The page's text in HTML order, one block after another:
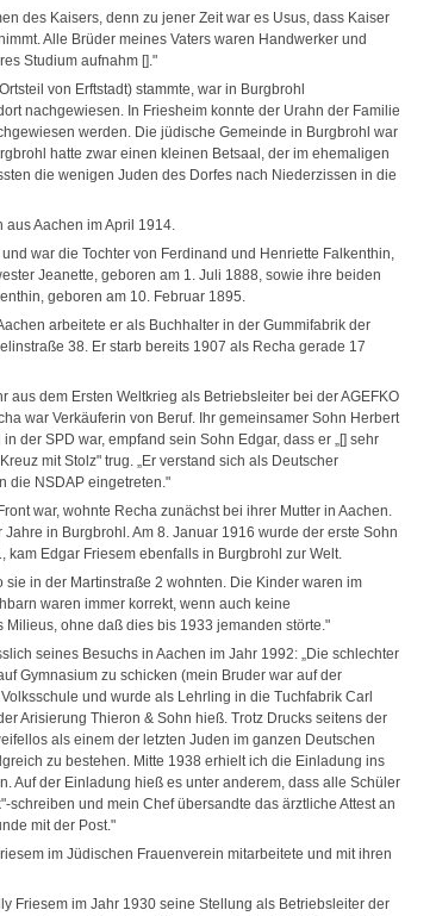
des Kaisers, denn zu jener Zeit war es Usus, dass Kaiser
Alle Brüder meines Vaters waren Handwerker und
Studium aufnahm []."
von Erftstadt) stammte, war in Burgbrohl
nachgewiesen. In Friesheim konnte der Urahn der Familie
werden. Die jüdische Gemeinde in Burgbrohl war
hatte zwar einen kleinen Betsaal, der im ehemaligen
die wenigen Juden des Dorfes nach Niederzissen in die
Aachen im April 1914.
war die Tochter von Ferdinand und Henriette Falkenthin,
Jeanette, geboren am 1. Juli 1888, sowie ihre beiden
geboren am 10. Februar 1895.
arbeitete er als Buchhalter in der Gummifabrik der
38. Er starb bereits 1907 als Recha gerade 17
dem Ersten Weltkrieg als Betriebsleiter bei der AGEFKO
war Verkäuferin von Beruf. Ihr gemeinsamer Sohn Herbert
der SPD war, empfand sein Sohn Edgar, dass er „[] sehr
mit Stolz" trug. „Er verstand sich als Deutscher
die NSDAP eingetreten."
war, wohnte Recha zunächst bei ihrer Mutter in Aachen.
in Burgbrohl. Am 8. Januar 1916 wurde der erste Sohn
kam Edgar Friesem ebenfalls in Burgbrohl zur Welt.
in der Martinstraße 2 wohnten. Die Kinder waren im
waren immer korrekt, wenn auch keine
ohne daß dies bis 1933 jemanden störte."
seines Besuchs in Aachen im Jahr 1992: „Die schlechter
Gymnasium zu schicken (mein Bruder war auf der
und wurde als Lehrling in die Tuchfabrik Carl
Arisierung Thieron & Sohn hieß. Trotz Drucks seitens der
als einem der letzten Juden im ganzen Deutschen
zu bestehen. Mitte 1938 erhielt ich die Einladung ins
Auf der Einladung hieß es unter anderem, dass alle Schüler
schreiben und mein Chef übersandte das ärztliche Attest an
mit der Post."
im Jüdischen Frauenverein mitarbeitete und mit ihren
Friesem im Jahr 1930 seine Stellung als Betriebsleiter der